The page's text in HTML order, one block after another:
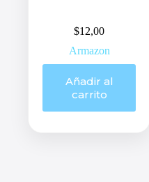
$12,00
Armazon
Añadir al
carrito